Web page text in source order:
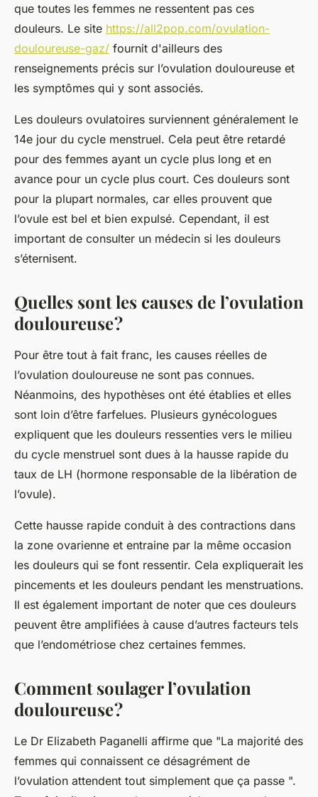
que toutes les femmes ne ressentent pas ces
douleurs. Le site https://all2pop.com/ovulation-
douloureuse-gaz/ fournit d'ailleurs des
renseignements précis sur l’ovulation douloureuse et
les symptômes qui y sont associés.
Les douleurs ovulatoires surviennent généralement le
14e jour du cycle menstruel. Cela peut être retardé
pour des femmes ayant un cycle plus long et en
avance pour un cycle plus court. Ces douleurs sont
pour la plupart normales, car elles prouvent que
l’ovule est bel et bien expulsé. Cependant, il est
important de consulter un médecin si les douleurs
s’éternisent.
Quelles sont les causes de l’ovulation
douloureuse ?
Pour être tout à fait franc, les causes réelles de
l’ovulation douloureuse ne sont pas connues.
Néanmoins, des hypothèses ont été établies et elles
sont loin d’être farfelues. Plusieurs gynécologues
expliquent que les douleurs ressenties vers le milieu
du cycle menstruel sont dues à la hausse rapide du
taux de LH (hormone responsable de la libération de
l’ovule).
Cette hausse rapide conduit à des contractions dans
la zone ovarienne et entraine par la même occasion
les douleurs qui se font ressentir. Cela expliquerait les
pincements et les douleurs pendant les menstruations.
Il est également important de noter que ces douleurs
peuvent être amplifiées à cause d’autres facteurs tels
que l’endométriose chez certaines femmes.
Comment soulager l’ovulation
douloureuse ?
Le Dr Elizabeth Paganelli affirme que "La majorité des
femmes qui connaissent ce désagrément de
l’ovulation attendent tout simplement que ça passe ".